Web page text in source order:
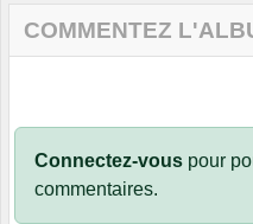
COMMENTEZ
Connectez-vous pour
commentaires.